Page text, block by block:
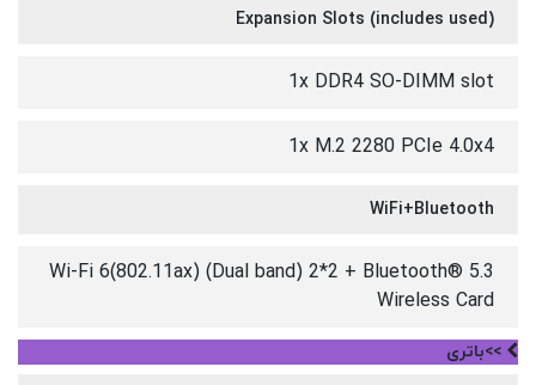
Expansion Slots (includes used)
1x DDR4 SO-DIMM slot
1x M.2 2280 PCIe 4.0x4
WiFi+Bluetooth
Wi-Fi 6(802.11ax) (Dual band) 2*2 + Bluetooth® 5.3
Wireless Card
>>باتری